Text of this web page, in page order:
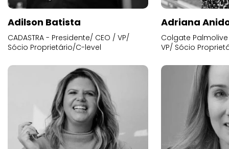
Adilson Batista
CADASTRA - Presidente/ CEO / VP/
Sócio Proprietário/C-level
Adriana
Colgate
VP/ Sócio